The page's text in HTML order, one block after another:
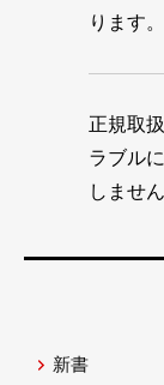
ります
正規取
ラブル
しません
新書